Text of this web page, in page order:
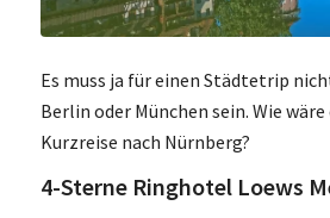
Es muss ja für einen Städtetrip
Berlin oder München sein. Wie
Kurzreise nach Nürnberg?
4-Sterne Ringhotel Loews